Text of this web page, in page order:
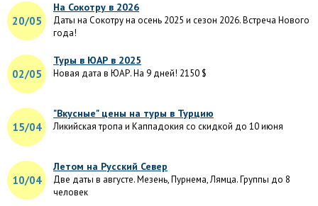
20/05
На Сокотру в 2026
Даты на Сокотру на осень 2025 и сезон 2026. Встреча Нового
года!
02/05
Туры в ЮАР в 2025
Новая дата в ЮАР. На 9 дней! 2150 $
15/04
"Вкусные" цены на туры в Турцию
Ликийская тропа и Каппадокия со скидкой до 10 июня
10/04
Летом на Русский Север
Две даты в августе. Мезень, Пурнема, Лямца. Группы до 8
человек